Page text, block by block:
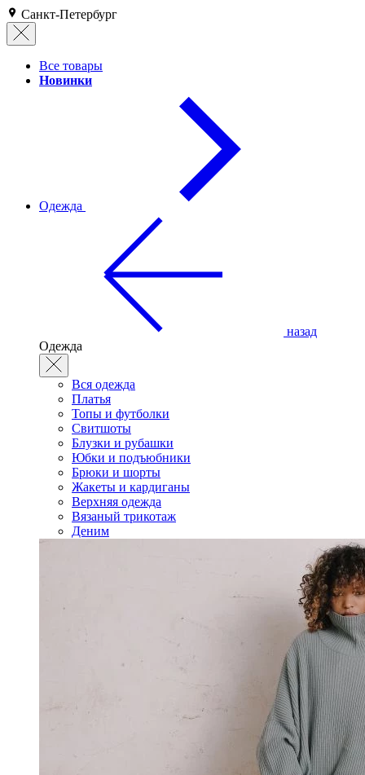
Санкт-Петербург
Все товары
Новинки
Одежда
назад
Одежда
Вся одежда
Платья
Топы и футболки
Свитшоты
Блузки и рубашки
Юбки и подъюбники
Брюки и шорты
Жакеты и кардиганы
Верхняя одежда
Вязаный трикотаж
Деним